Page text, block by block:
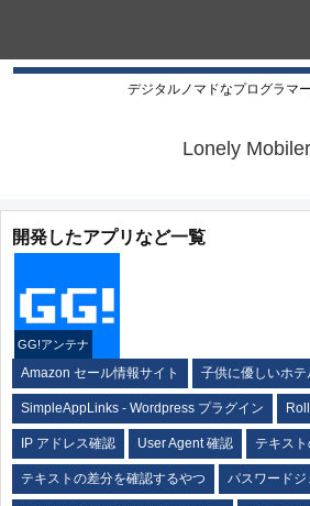
デジタルノマドなプログラマ
Lonely Mobiler
開発したアプリなど一覧
GG!アンテナ
Amazon セール情報サイト 子供に優しいホテ
SimpleAppLinks - Wordpress プラグイン
IP アドレス確認 User Agent 確認 テキス
テキストの差分を確認するやつ パスワード